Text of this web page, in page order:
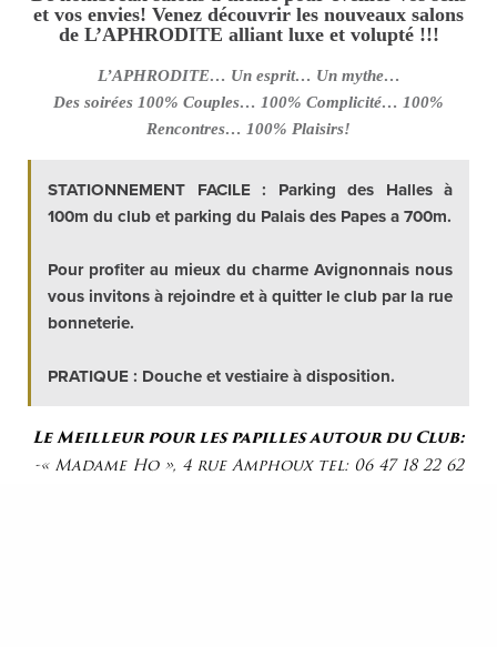
et vos envies! Venez découvrir les nouveaux salons
de L’APHRODITE alliant luxe et volupté !!!
L’APHRODITE… Un esprit… Un mythe…
Des soirées 100% Couples… 100% Complicité… 100%
Rencontres… 100% Plaisirs!
STATIONNEMENT FACILE : Parking des Halles à
100m du club et parking du Palais des Papes a 700m.
Pour profiter au mieux du charme Avignonnais nous
vous invitons à rejoindre et à quitter le club par la rue
bonneterie.
PRATIQUE : Douche et vestiaire à disposition.
Le Meilleur pour les papilles autour du Club:
-« Madame Ho », 4 rue Amphoux tel: 06 47 18 22 62